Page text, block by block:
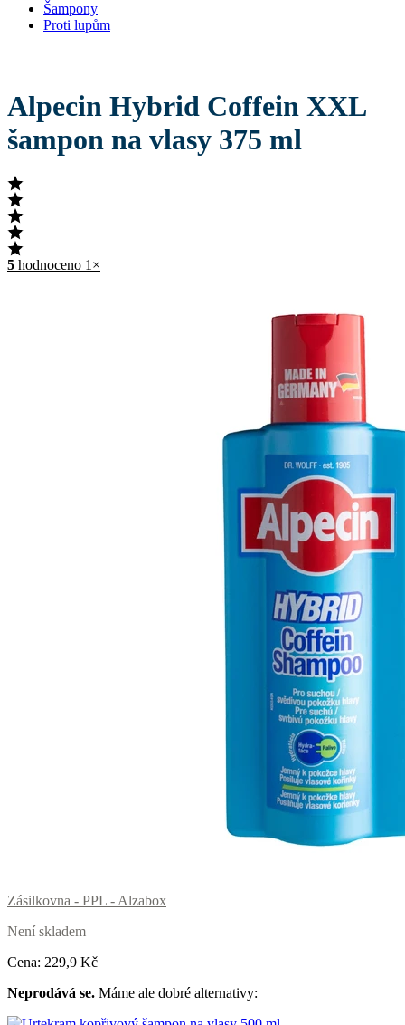
Šampony
Proti lupům
Alpecin Hybrid Coffein XXL
šampon na vlasy 375 ml
5 hodnoceno 1×
Zásilkovna - PPL - Alzabox
Není skladem
Cena: 229,9 Kč
Neprodává se. Máme ale dobré alternativy: